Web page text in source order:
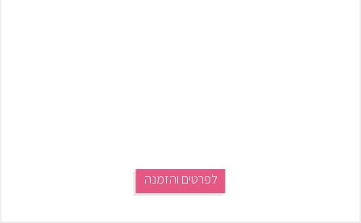
לפרטים והזמנה